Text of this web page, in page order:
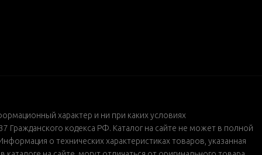
характер и ни при каких условиях
кодекса РФ. Каталог на сайте не может в полной
о технических характеристиках товаров, указанная